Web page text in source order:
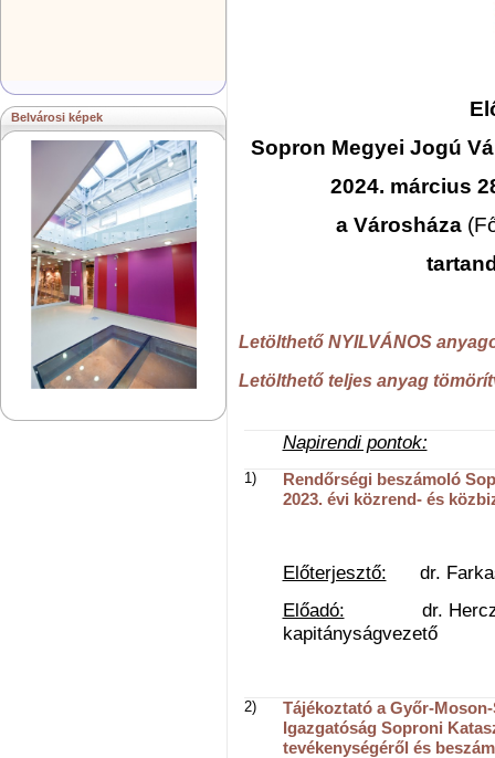
Belvárosi képek
Sopron Megyei Jogú
2024. március
a Városháza
Letölthető NYILVÁNOS
Letölthető teljes anyag
Napirendi pontok:
1)
Rendőrségi beszámoló
2023. évi közrend- és
Előterjesztő: dr. Farkas
Előadó: dr. Herczeg
kapitányságvezető
2)
Tájékoztató a Győr-
Igazgatóság Soproni
tevékenységéről és